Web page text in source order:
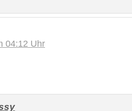
04:12 Uhr